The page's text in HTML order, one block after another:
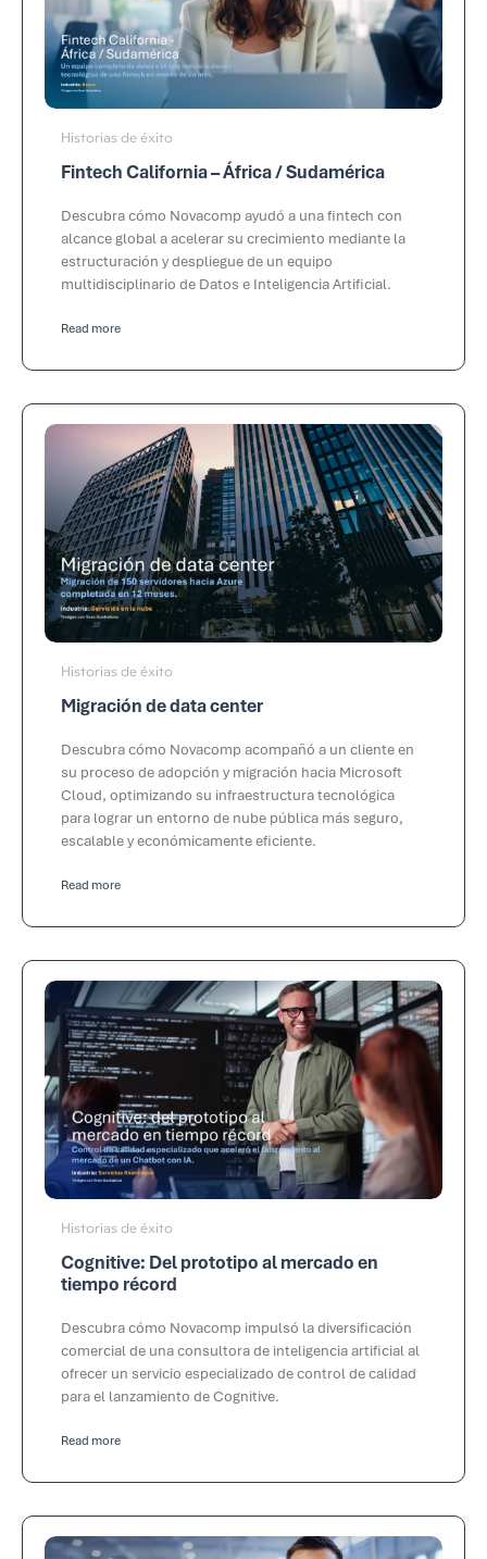
Historias de éxito
Fintech California – África / Sudamérica
Descubra cómo Novacomp ayudó a una fintech con
alcance global a acelerar su crecimiento mediante la
estructuración y despliegue de un equipo
multidisciplinario de Datos e Inteligencia Artificial.
Read more
Historias de éxito
Migración de data center
Descubra cómo Novacomp acompañó a un cliente en
su proceso de adopción y migración hacia Microsoft
Cloud, optimizando su infraestructura tecnológica
para lograr un entorno de nube pública más seguro,
escalable y económicamente eficiente.
Read more
Historias de éxito
Cognitive: Del prototipo al mercado en
tiempo récord
Descubra cómo Novacomp impulsó la diversificación
comercial de una consultora de inteligencia artificial al
ofrecer un servicio especializado de control de calidad
para el lanzamiento de Cognitive.
Read more